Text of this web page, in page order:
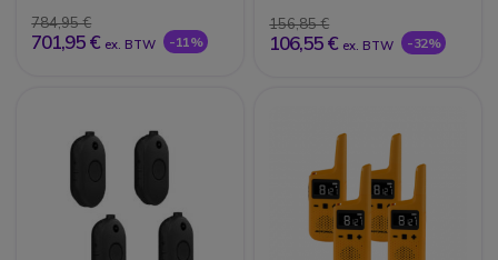
784,95 €
701,95 € ex. BTW -11%
156,85 €
106,55 € ex. BTW -32%